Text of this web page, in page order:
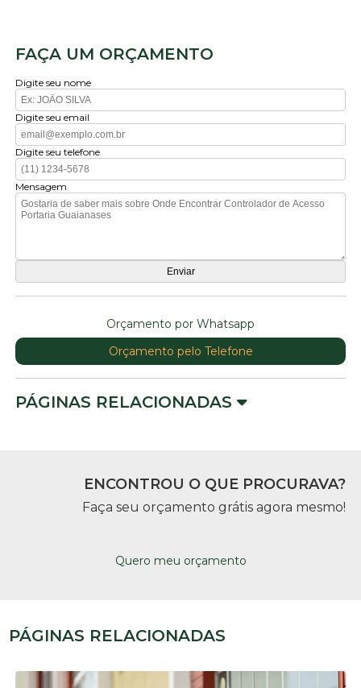
FAÇA UM ORÇAMENTO
Digite seu nome
Digite seu email
Digite seu telefone
Mensagem
Orçamento por Whatsapp
Orçamento pelo Telefone
PÁGINAS RELACIONADAS
ENCONTROU O QUE PROCURAVA?
Faça seu orçamento grátis agora mesmo!
Quero meu orçamento
PÁGINAS RELACIONADAS